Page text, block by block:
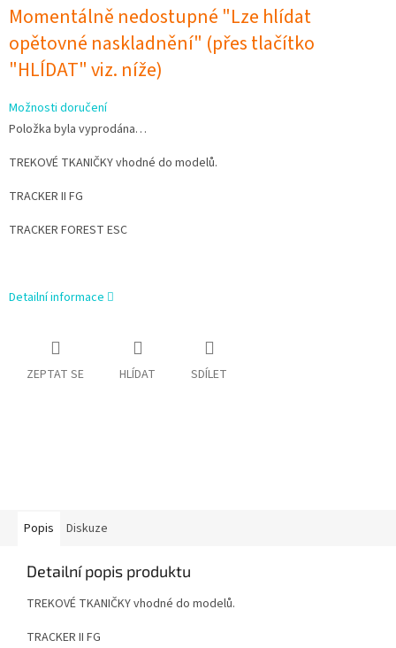
cena:
Momentálně nedostupné "Lze hlídat
opětovné naskladnění" (přes tlačítko
"HLÍDAT" viz. níže)
Možnosti doručení
Položka byla vyprodána…
TREKOVÉ TKANIČKY vhodné do modelů.
TRACKER II FG
TRACKER FOREST ESC
Detailní informace
ZEPTAT SE HLÍDAT SDÍLET
Popis Diskuze
Detailní popis produktu
TREKOVÉ TKANIČKY vhodné do modelů.
TRACKER II FG